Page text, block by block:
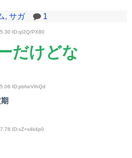
,サガ 1
ID:qI2Q/PX80
だけどな
ID:pbheVIhQd
ID:xZ+x4k4p0